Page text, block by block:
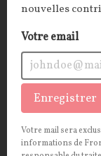
nouvelles
Votre email
Enregistrer
Votre mail sera
informations de